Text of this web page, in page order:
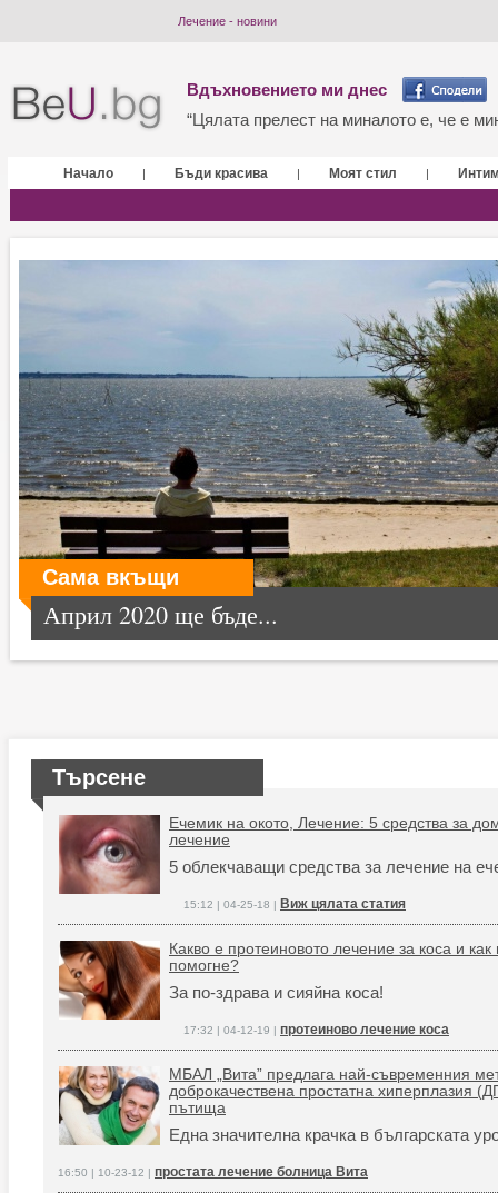
Лечение - новини
Вдъхновението ми днес
“Цялата прелест на миналото е, че е
Начало | Бъди красива | Моят стил |
Сама вкъщи
Април 2020 ще бъде...
Търсене
Ечемик на окото, Лечение: 5 средства за
лечение
5 облекчаващи средства за лечение на
15:12 | 04-25-18 | Виж цялата статия
Какво е протеиновото лечение за коса и
помогне?
За по-здрава и сияйна коса!
17:32 | 04-12-19 | протеиново лечение коса
МБАЛ „Вита” предлага най-съвременния
доброкачествена простатна хиперплазия
пътища
Една значителна крачка в българската
16:50 | 10-23-12 | простата лечение болница Вита